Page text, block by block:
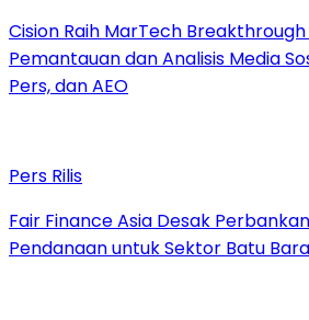
Cision Raih MarTech
Pemantauan dan Analisis Media
Pers, dan AEO
Pers Rilis
Fair Finance Asia Desak
Pendanaan untuk Sektor Batu Bara